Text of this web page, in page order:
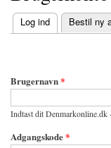
Primary tabs
Log ind
(active tab) Bestil ny
Brugernavn*
Indtast dit
Adgangskode*